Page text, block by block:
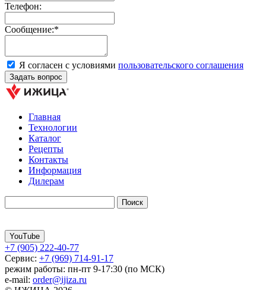
Телефон:
Сообщение:*
Я согласен с условиями пользовательского соглашения
Главная
Технологии
Каталог
Рецепты
Контакты
Информация
Дилерам
YouTube
+7 (905) 222-40-77
Сервис: +7 (969) 714-91-17
режим работы: пн-пт 9-17:30 (по МСК)
e-mail: order@ijiza.ru